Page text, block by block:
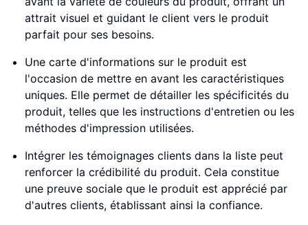
attrait visuel et guidant le client vers le produit
parfait pour ses besoins.
Une carte d'informations sur le produit est
l'occasion de mettre en avant les caractéristiques
uniques. Elle permet de détailler les spécificités du
produit, telles que les instructions d'entretien ou les
méthodes d'impression utilisées.
Intégrer les témoignages clients dans la liste peut
renforcer la crédibilité du produit. Cela constitue
une preuve sociale que le produit est apprécié par
d'autres clients, établissant ainsi la confiance.